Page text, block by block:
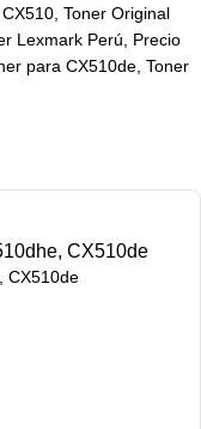
Toner Original
Lexmark Perú, Precio
para CX510de, Toner
CX510de